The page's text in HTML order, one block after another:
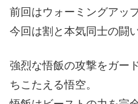
前回はウォーミングアッ
今回は割と本気同士の闘
強烈な悟飯の攻撃をガー
ちこたえる悟空。